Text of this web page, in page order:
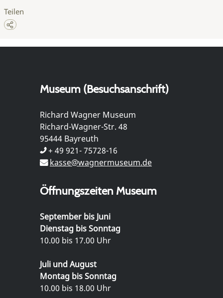
Teilen
Museum (Besuchsanschrift)
Richard Wagner Museum
Richard-Wagner-Str. 48
95444 Bayreuth
+ 49 921- 75728-16
kasse@wagnermuseum.de
Öffnungszeiten Museum
September bis Juni
Dienstag bis Sonntag
10.00 bis 17.00 Uhr
Juli und August
Montag bis Sonntag
10.00 bis 18.00 Uhr